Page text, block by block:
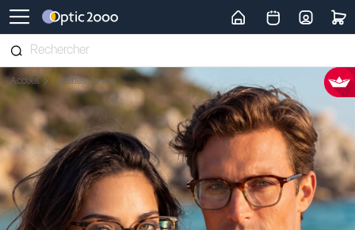
Retour vers la page d'accueil
Accueil Lunettes de vue